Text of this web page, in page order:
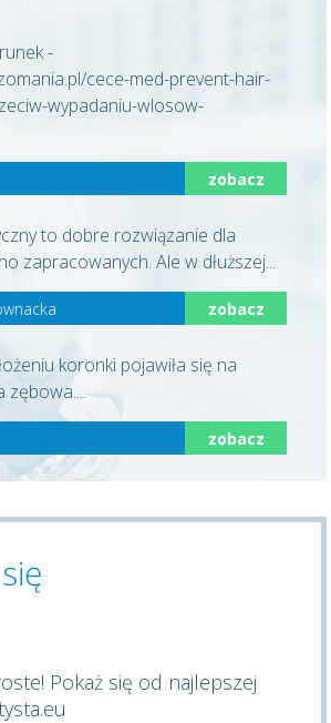
-
cece-med-prevent-hair-
wypadaniu-wlosow-
zobacz
to dobre rozwiązanie dla
zapracowanych. Ale w dłuższej...
zobacz
koronki pojawiła się na
zębowa....
zobacz
Pokaż się od najlepszej